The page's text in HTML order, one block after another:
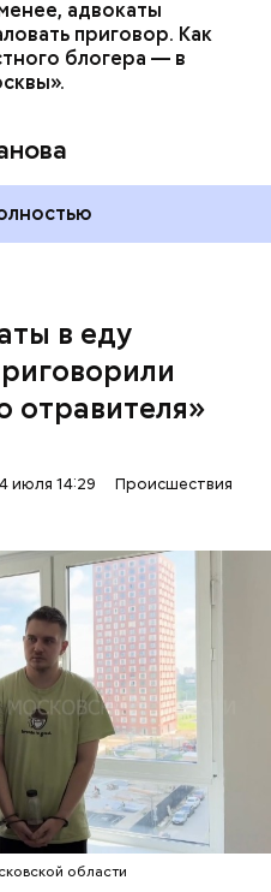
адвокаты
приговор. Как
блогера — в
в еду
отравителя»
июля 14:29 Происшествия
области
двое супругов
с жалобами на
не смогли поставить
анализы
экспертизу. В них
сильнодействующий
не мог попасть в
То же самое вещество
пострадавших.
области
квартире потерпевших
его младшая сестра.
РОДИТЕЛИ
ЭКСПЕРТИЗЫ